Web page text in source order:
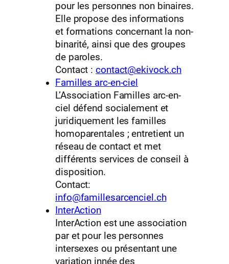
pour les personnes non binaires.
Elle propose des informations
et formations concernant la non-
binarité, ainsi que des groupes
de paroles.
Contact :contact@ekivock.ch
Familles arc-en-ciel
L’Association Familles arc-en-
ciel défend socialement et
juridiquement les familles
homoparentales ; entretient un
réseau de contact et met
différents services de conseil à
disposition.
Contact:
info@famillesarcenciel.ch
InterAction
InterAction est une association
par et pour les personnes
intersexes ou présentant une
variation innée des